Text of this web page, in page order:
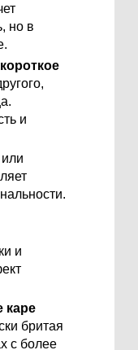
но в
и
и
каре
бритая
с более